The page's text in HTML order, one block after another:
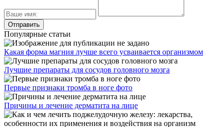
Популярные статьи
Какая форма магния лучше всего усваивается организмом
Лучшие препараты для сосудов головного мозга
Первые признаки тромба в ноге фото
Причины и лечение дерматита на лице